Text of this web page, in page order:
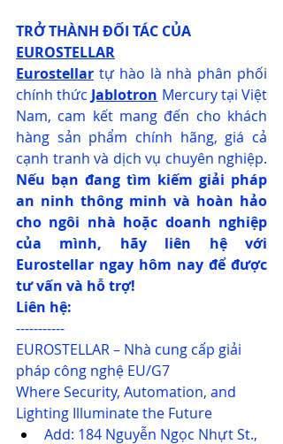
TRỞ THÀNH ĐỐI TÁC CỦA
EUROSTELLAR
Eurostellar tự hào là nhà phân phối
chính thức Jablotron Mercury tại Việt
Nam, cam kết mang đến cho khách
hàng sản phẩm chính hãng, giá cả
Nếu bạn đang tìm kiếm giải pháp
an ninh thông minh và hoàn hảo
cho ngôi nhà hoặc doanh nghiệp
của mình, hãy liên hệ với
Eurostellar ngay hôm nay để được
tư vấn và hỗ trợ!
Liên hệ:
-----------
EUROSTELLAR – Nhà cung cấp giải
pháp công nghệ EU/G7
Where Security, Automation, and
Lighting Illuminate the Future
Add: 184 Nguyễn Ngọc Nhựt St.,